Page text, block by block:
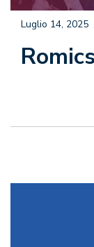
Luglio 14, 2025